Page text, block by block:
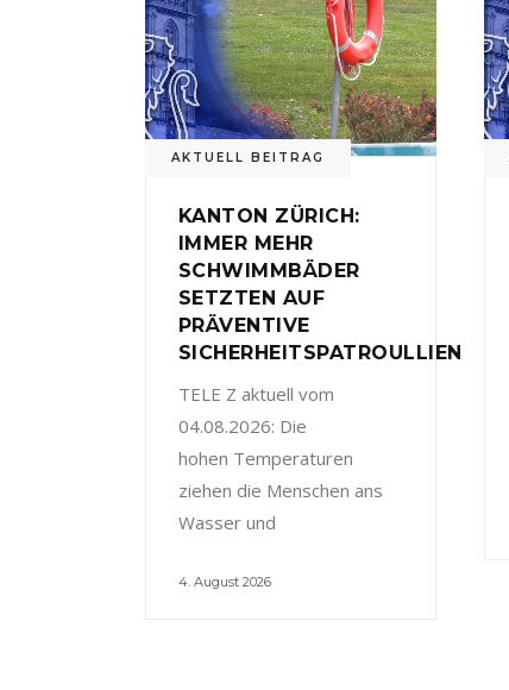
AKTUELL BEITRAG
KANTON ZÜRICH:
IMMER MEHR
SCHWIMMBÄDER
SETZTEN AUF
PRÄVENTIVE
SICHERHEITSPATROULLIEN
TELE Z aktuell vom
04.08.2026: Die
hohen Temperaturen
ziehen die Menschen ans
Wasser und
4. August 2026